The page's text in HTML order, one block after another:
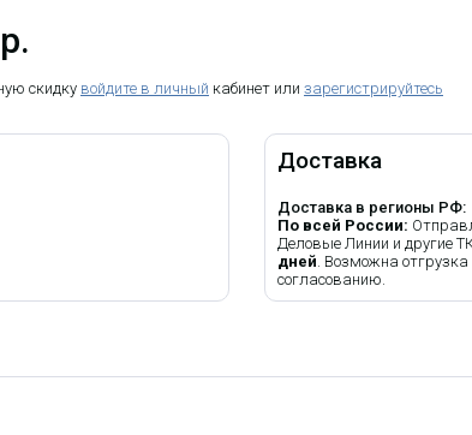
скидку войдите в личный кабинет или зарегистрируйтесь
Доставка
Доставка в регионы РФ:
По всей России:
Деловые Линии и другие
дней. Возможна
согласованию.